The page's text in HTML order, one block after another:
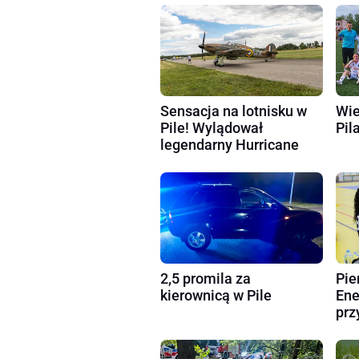
Sensacja na lotnisku w
Pile! Wylądował
legendarny Hurricane
2,5 promila za
kierownicą w Pile